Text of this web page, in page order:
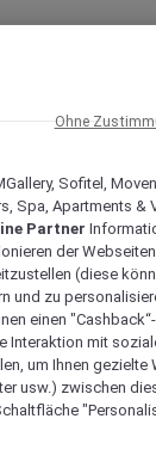
Sofitel,
Spa, Apartments &
Partner
der
(diese
und zu
einen
Interaktion mit
um Ihnen gezielte
usw.) zwischen
Ohne